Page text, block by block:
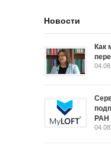
Новости
Как
РАН